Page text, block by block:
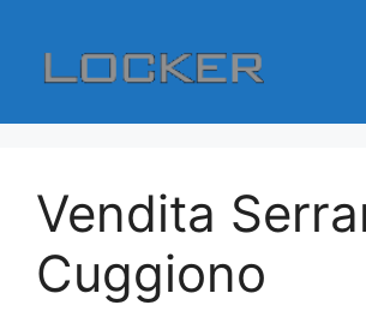
contenuto
Vendita
Cuggiono